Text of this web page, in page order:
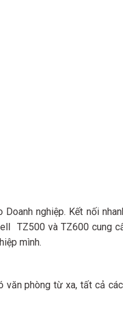
nghiệp. Kết nối
TZ500 và TZ600 cung
mình.
phòng từ xa, tất cả